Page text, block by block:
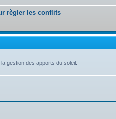
règler les conflits
gestion des apports du soleil.